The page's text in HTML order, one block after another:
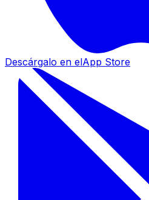
Descárgalo en elApp Store